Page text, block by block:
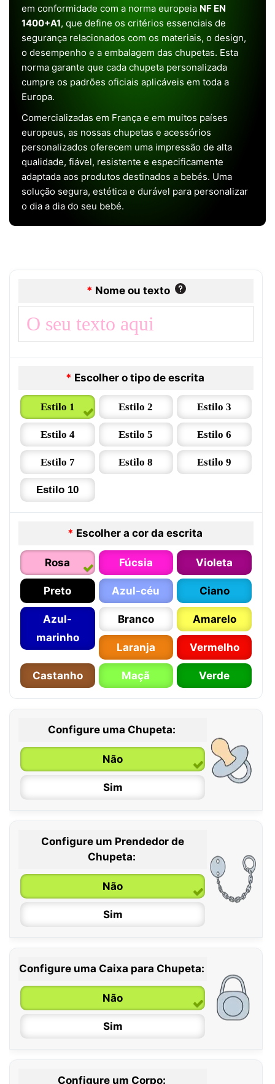
em conformidade com a norma europeia NF EN
1400+A1, que define os critérios essenciais de
segurança relacionados com os materiais, o design,
o desempenho e a embalagem das chupetas. Esta
norma garante que cada chupeta personalizada
cumpre os padrões oficiais aplicáveis em toda a
Europa.
Comercializadas em França e em muitos países
europeus, as nossas chupetas e acessórios
personalizados oferecem uma impressão de alta
qualidade, fiável, resistente e especificamente
adaptada aos produtos destinados a bebés. Uma
solução segura, estética e durável para personalizar
o dia a dia do seu bebé.
* Nome ou texto
* Escolher o tipo de escrita
Estilo 1 Estilo 2 Estilo 3
Estilo 4 Estilo 5 Estilo 6
Estilo 7 Estilo 8 Estilo 9
Estilo 10
* Escolher a cor da escrita
Rosa Fúcsia Violeta
Preto Azul-céu Ciano
Azul-
marinho
Branco Amarelo
Laranja Vermelho
Castanho Maçã Verde
Configure uma Chupeta:
Não
Sim
0 / 6 meses
6 / 36 meses
Configure um Prendedor de
Chupeta:
Não
Sim
Configure uma Caixa para Chupeta:
Não
Sim
Configure um Corpo: